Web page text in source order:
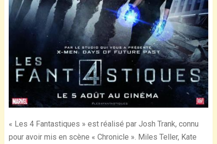
« Les 4 Fantastiques » est réalisé par Josh Trank, connu
pour avoir mis en scène « Chronicle ». Miles Teller, Kate